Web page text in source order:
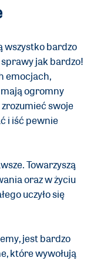
wszystko bardzo
jak bardzo!
emocjach,
ogromny
swoje
i iść pewnie
Towarzyszą
oraz w życiu
uczyło się
jest bardzo
które wywołują